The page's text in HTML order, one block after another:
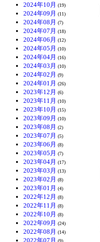
2024年10月 (19)
2024年09月 (11)
2024年08月 (7)
2024年07月 (18)
2024年06月 (12)
2024年05月 (10)
2024年04月 (16)
2024年03月 (10)
2024年02月 (9)
2024年01月 (26)
2023年12月 (6)
2023年11月 (10)
2023年10月 (15)
2023年09月 (10)
2023年08月 (2)
2023年07月 (5)
2023年06月 (8)
2023年05月 (7)
2023年04月 (17)
2023年03月 (13)
2023年02月 (8)
2023年01月 (4)
2022年12月 (8)
2022年11月 (8)
2022年10月 (8)
2022年09月 (24)
2022年08月 (14)
2022年07月 (9)